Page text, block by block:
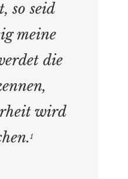
so seid
meine
die
wird
1